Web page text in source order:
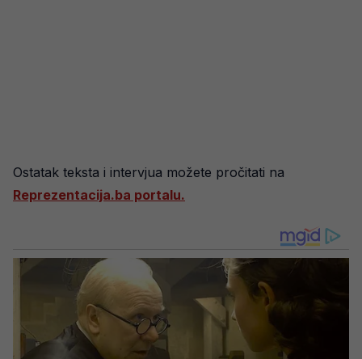
Ostatak teksta i intervjua možete pročitati na
Reprezentacija.ba portalu.